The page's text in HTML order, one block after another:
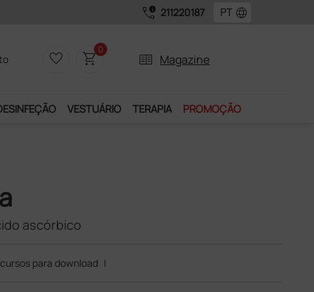
call_quality 211220187 language
favorite_border shopping_cart0
two_pager Magazine
VESTUÁRIO TERAPIA PROMOÇÃO
ascórbico
para download |